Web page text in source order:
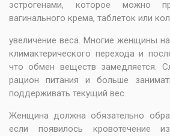
эстрогенами, которое можно
вагинального крема, таблеток или
увеличение веса. Многие женщины
климактерического перехода и
что обмен веществ замедляется.
рацион питания и больше
поддерживать текущий вес.
Женщина должна обязательно
если появилось кровотечение